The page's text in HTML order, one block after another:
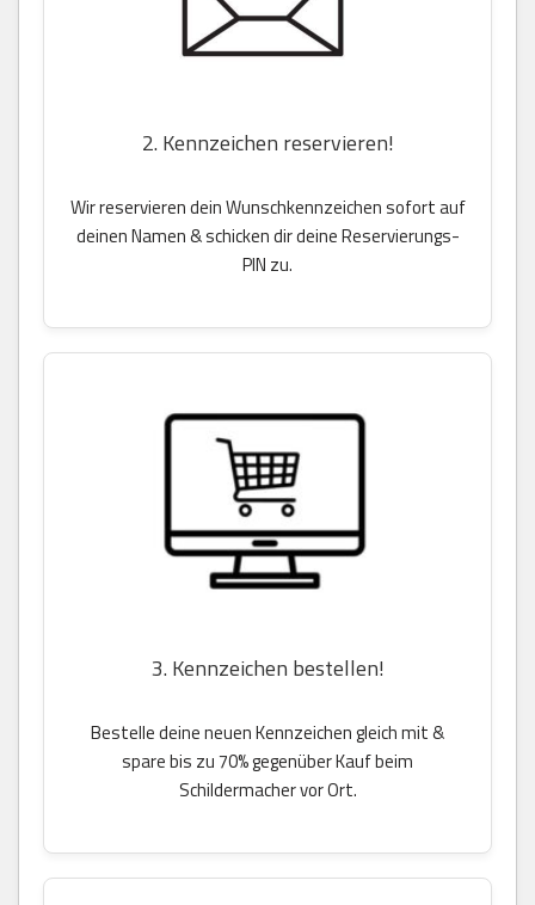
2. Kennzeichen reservieren!
Wir reservieren dein Wunschkennzeichen sofort auf
deinen Namen & schicken dir deine Reservierungs-
PIN zu.
3. Kennzeichen bestellen!
Bestelle deine neuen Kennzeichen gleich mit &
spare bis zu 70% gegenüber Kauf beim
Schildermacher vor Ort.